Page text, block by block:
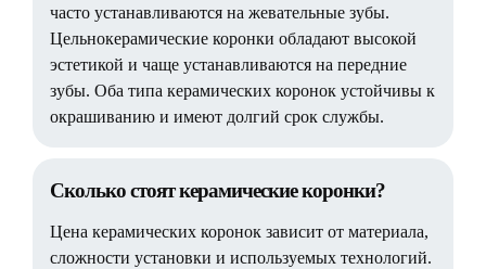
часто устанавливаются на жевательные зубы.
Цельнокерамические коронки обладают высокой
эстетикой и чаще устанавливаются на передние
зубы. Оба типа керамических коронок устойчивы к
окрашиванию и имеют долгий срок службы.
Сколько стоят керамические коронки?
Цена керамических коронок зависит от материала,
сложности установки и используемых технологий.